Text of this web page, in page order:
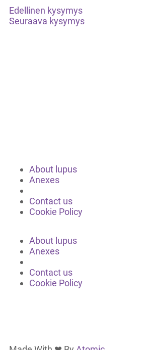
Edellinen kysymys
Seuraava kysymys
About lupus
Anexes
Contact us
Cookie Policy
About lupus
Anexes
Contact us
Cookie Policy